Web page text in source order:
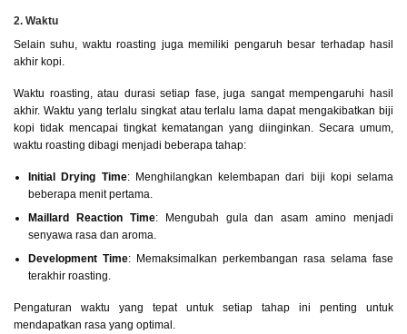
2. Waktu
Selain suhu, waktu roasting juga memiliki pengaruh besar terhadap hasil
akhir kopi.
Waktu roasting, atau durasi setiap fase, juga sangat mempengaruhi hasil
akhir. Waktu yang terlalu singkat atau terlalu lama dapat mengakibatkan biji
kopi tidak mencapai tingkat kematangan yang diinginkan. Secara umum,
waktu roasting dibagi menjadi beberapa tahap:
Initial Drying Time: Menghilangkan kelembapan dari biji kopi selama
beberapa menit pertama.
Maillard Reaction Time: Mengubah gula dan asam amino menjadi
senyawa rasa dan aroma.
Development Time: Memaksimalkan perkembangan rasa selama fase
terakhir roasting.
Pengaturan waktu yang tepat untuk setiap tahap ini penting untuk
mendapatkan rasa yang optimal.